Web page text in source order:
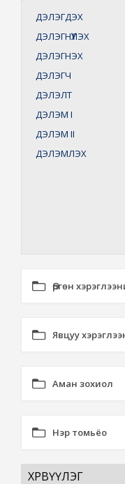
ДЭЛЭГДЭХ
ДЭЛЭГНҮҮЛЭХ
ДЭЛЭГНЭХ
ДЭЛЭГЧ
ДЭЛЭЛТ
ДЭЛЭМ I
ДЭЛЭМ II
ДЭЛЭМЛЭХ
Өргөн
Явцуу
Аман зохиол
Нэр томьёо
ХӨРВҮҮЛЭГ